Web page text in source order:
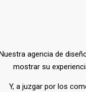
agencia de
mostrar su
Y, a juzgar por los